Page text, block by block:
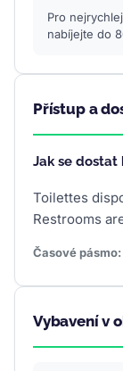
Pro
nabíjejte do
Přístup a
Jak se dostat
Toilettes
Restrooms
Časové pásmo:
Vybavení v